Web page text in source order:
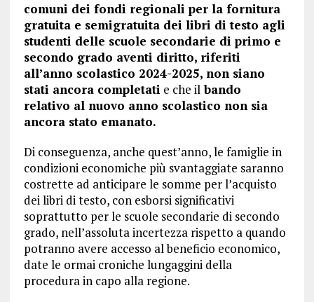
comuni dei fondi regionali per la fornitura
gratuita e semigratuita dei libri di testo agli
studenti delle scuole secondarie di primo e
secondo grado aventi diritto, riferiti
all’anno scolastico 2024-2025, non siano
stati ancora completati e che ilbando
relativo al nuovo anno scolastico non sia
ancora stato emanato.
Di conseguenza, anche quest’anno, le famiglie in
condizioni economiche più svantaggiate saranno
costrette ad anticipare le somme per l’acquisto
dei libri di testo, con esborsi significativi
soprattutto per le scuole secondarie di secondo
grado, nell’assoluta incertezza rispetto a quando
potranno avere accesso al beneficio economico,
date le ormai croniche lungaggini della
procedura in capo alla regione.